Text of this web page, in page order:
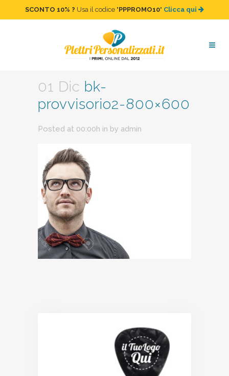
SCONTO 10% ? Usa il codice "PPPROMO10" Clicca qui
bk-provvisorio2-800×600
01 Dic bk-
provvisorio2-800×600
Posted at 00:00h in by admin